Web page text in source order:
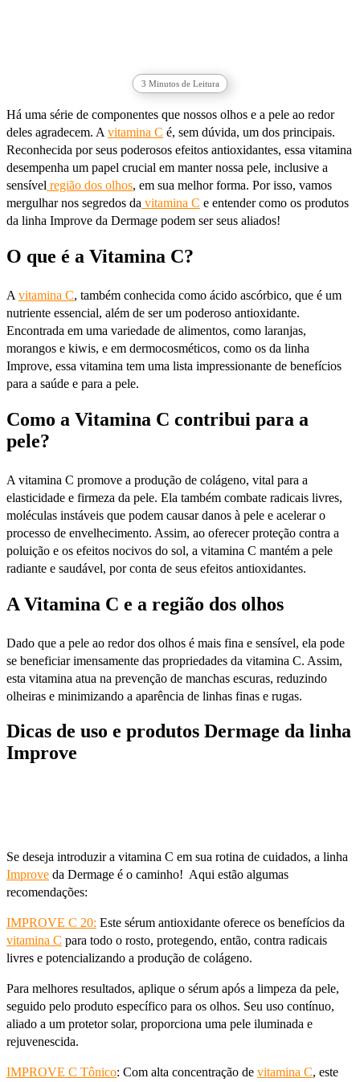
3 Minutos de Leitura
Há uma série de componentes que nossos olhos e a pele ao redor
deles agradecem. A vitamina C é, sem dúvida, um dos principais.
Reconhecida por seus poderosos efeitos antioxidantes, essa vitamina
desempenha um papel crucial em manter nossa pele, inclusive a
sensível região dos olhos, em sua melhor forma. Por isso, vamos
mergulhar nos segredos da vitamina C e entender como os produtos
da linha Improve da Dermage podem ser seus aliados!
O que é a Vitamina C?
A vitamina C, também conhecida como ácido ascórbico, que é um
nutriente essencial, além de ser um poderoso antioxidante.
Encontrada em uma variedade de alimentos, como laranjas,
morangos e kiwis, e em dermocosméticos, como os da linha
Improve, essa vitamina tem uma lista impressionante de benefícios
para a saúde e para a pele.
Como a Vitamina C contribui para a
pele?
A vitamina C promove a produção de colágeno, vital para a
elasticidade e firmeza da pele. Ela também combate radicais livres,
moléculas instáveis que podem causar danos à pele e acelerar o
processo de envelhecimento. Assim, ao oferecer proteção contra a
poluição e os efeitos nocivos do sol, a vitamina C mantém a pele
radiante e saudável, por conta de seus efeitos antioxidantes.
A Vitamina C e a região dos olhos
Dado que a pele ao redor dos olhos é mais fina e sensível, ela pode
se beneficiar imensamente das propriedades da vitamina C. Assim,
esta vitamina atua na prevenção de manchas escuras, reduzindo
olheiras e minimizando a aparência de linhas finas e rugas.
Dicas de uso e produtos Dermage da linha
Improve
Se deseja introduzir a vitamina C em sua rotina de cuidados, a linha
Improve da Dermage é o caminho! Aqui estão algumas
recomendações:
IMPROVE C 20: Este sérum antioxidante oferece os benefícios da
vitamina C para todo o rosto, protegendo, então, contra radicais
livres e potencializando a produção de colágeno.
Para melhores resultados, aplique o sérum após a limpeza da pele,
seguido pelo produto específico para os olhos. Seu uso contínuo,
aliado a um protetor solar, proporciona uma pele iluminada e
rejuvenescida.
IMPROVE C Tônico: Com alta concentração de vitamina C, este